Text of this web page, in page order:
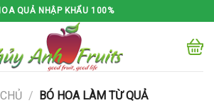
QUẢ NHẬP KHẨU 100%
/ BÓ HOA LÀM TỪ QUẢ